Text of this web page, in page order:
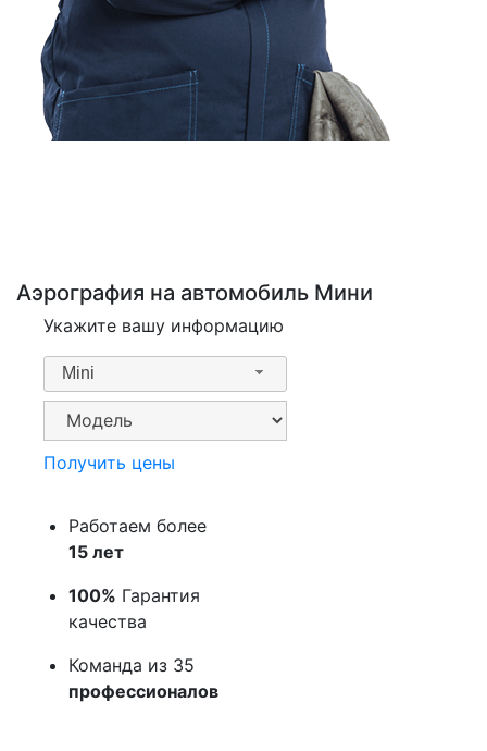
Аэрография на автомобиль Мини
Укажите вашу информацию
Mini
Получить цены
Работаем более
15 лет
100% Гарантия
качества
Команда из 35
профессионалов